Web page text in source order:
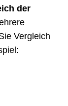
der
Vergleich